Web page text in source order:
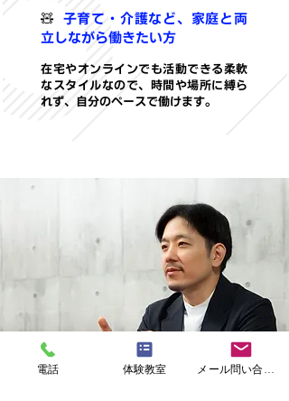
🧸 子育て・介護など、家庭と両
立しながら働きたい方
在宅やオンラインでも活動できる柔軟
なスタイルなので、時間や場所に縛ら
れず、自分のペースで働けます。
電話 体験教室